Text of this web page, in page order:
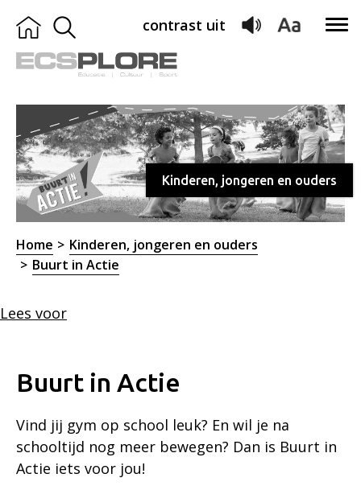
contrast uit
Kinderen, jongeren en ouders
Home
Kinderen, jongeren en ouders
Buurt in Actie
Lees voor
Buurt in Actie
Vind jij gym op school leuk? En wil je na
schooltijd nog meer bewegen? Dan is Buurt in
Actie iets voor jou!